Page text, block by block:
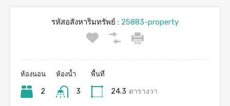
รหัสอสังหาริมทรัพย์ : 25883-property
ห้องนอน
2
ห้องน้ำ
3
พื้นที่
24.3 ตารางวา